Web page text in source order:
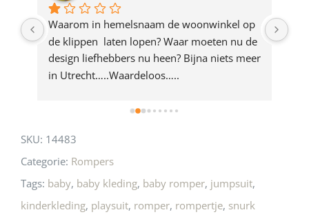
productWaarom in hemelsnaam de woonwinkel op
de klippen  laten lopen? Waar moeten nu de
design liefhebbers nu heen? Bijna niets meer
in Utrecht…..Waardeloos…..
SKU: 14483
Categorie: Rompers
Tags: baby, baby kleding, baby romper, jumpsuit,
kinderkleding, playsuit, romper, rompertje, snurk